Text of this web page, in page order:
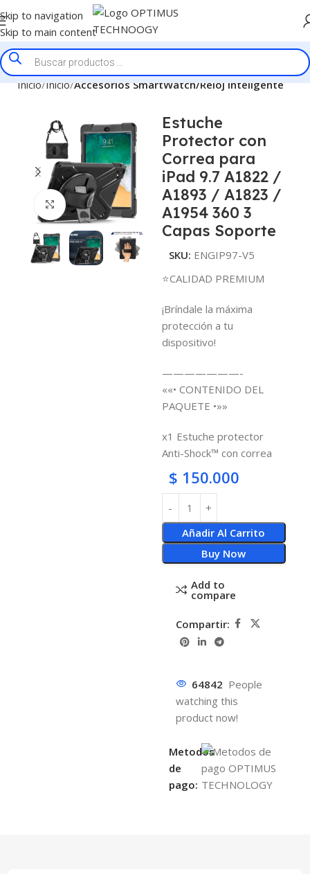
Skip to navigation
Skip to main content
Inicio Inicio Accesorios SmartWatch/Reloj Inteligente
Click to enlarge
Estuche
Protector con
Correa para
iPad 9.7 A1822 /
A1893 / A1823 /
A1954 360 3
Capas Soporte
SKU: ENGIP97-V5
⭐CALIDAD PREMIUM
¡Bríndale la máxima
protección a tu
dispositivo!
———————-
««• CONTENIDO DEL
PAQUETE •»»
x1 Estuche protector
Anti-Shock™ con correa
$ 150.000
Añadir Al Carrito
Buy Now
Add to
compare
Compartir:
64842 People
watching this
product now!
Metodos
de
pago: